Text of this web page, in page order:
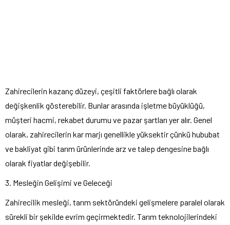
Zahirecilerin kazanç düzeyi, çeşitli faktörlere bağlı olarak
değişkenlik gösterebilir. Bunlar arasında işletme büyüklüğü,
müşteri hacmi, rekabet durumu ve pazar şartları yer alır. Genel
olarak, zahirecilerin kar marjı genellikle yüksektir çünkü hububat
ve bakliyat gibi tarım ürünlerinde arz ve talep dengesine bağlı
olarak fiyatlar değişebilir.
3. Mesleğin Gelişimi ve Geleceği
Zahirecilik mesleği, tarım sektöründeki gelişmelere paralel olarak
sürekli bir şekilde evrim geçirmektedir. Tarım teknolojilerindeki